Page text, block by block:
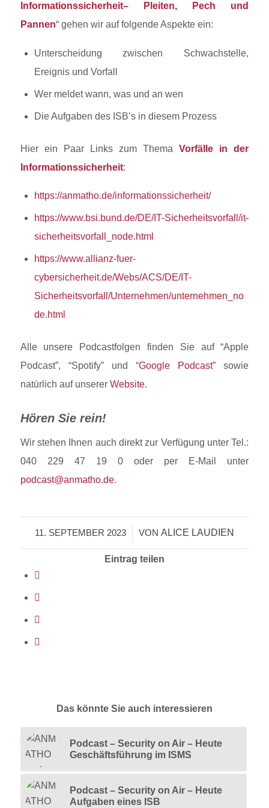
Informationssicherheit– Pleiten, Pech und
Pannen“ gehen wir auf folgende Aspekte ein:
Unterscheidung zwischen Schwachstelle,
Ereignis und Vorfall
Wer meldet wann, was und an wen
Die Aufgaben des ISB’s in diesem Prozess
Hier ein Paar Links zum ThemaVorfälle in der
Informationssicherheit:
https://anmatho.de/informationssicherheit/
https://www.bsi.bund.de/DE/IT-Sicherheitsvorfall/it-
sicherheitsvorfall_node.html
https://www.allianz-fuer-
cybersicherheit.de/Webs/ACS/DE/IT-
Sicherheitsvorfall/Unternehmen/unternehmen_no
de.html
Alle unsere Podcastfolgen finden Sie auf “Apple
Podcast”, “Spotify” und “Google Podcast” sowie
natürlich auf unserer Website.
Hören Sie rein!
Wir stehen Ihnen auch direkt zur Verfügung unter Tel.:
040 229 47 19 0 oder per E-Mail unter
podcast@anmatho.de.
11. SEPTEMBER 2023
/ VON ALICE LAUDIEN
Eintrag teilen
Das könnte Sie auch interessieren
Podcast – Security on Air – Heute
Geschäftsführung im ISMS
Podcast – Security on Air – Heute
Aufgaben eines ISB